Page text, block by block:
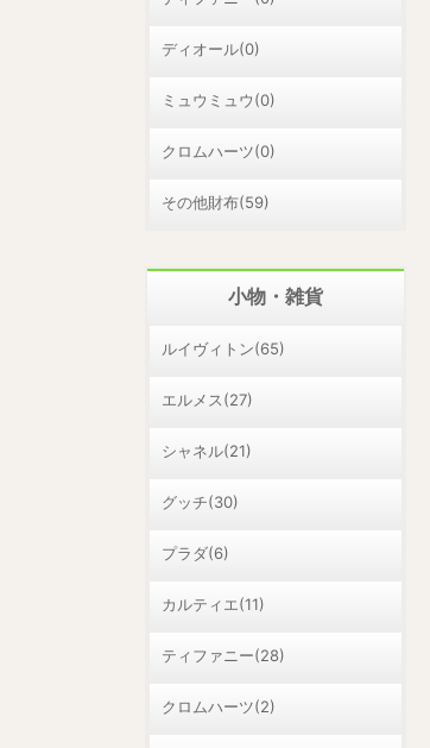
ディオール(0)
ミュウミュウ(0)
クロムハーツ(0)
その他財布(59)
小物・雑貨
ルイヴィトン(65)
エルメス(27)
シャネル(21)
グッチ(30)
プラダ(6)
カルティエ(11)
ティファニー(28)
クロムハーツ(2)